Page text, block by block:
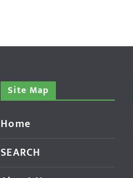
Site Map
Home
SEARCH